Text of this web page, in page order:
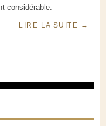
considérable.
LIRE LA SUITE →